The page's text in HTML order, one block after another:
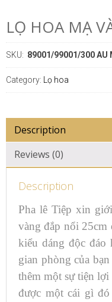
LỌ HOA MẠ
SKU: 89001/99001/300 AU
Category: Lọ hoa
Description
Reviews (0)
Description
Pha lê Tiệp xin
vàng đắp nổi 25cm
kiểu dáng độc đáo
gian phòng của
thêm một sự tiện lợi
được một cái gì